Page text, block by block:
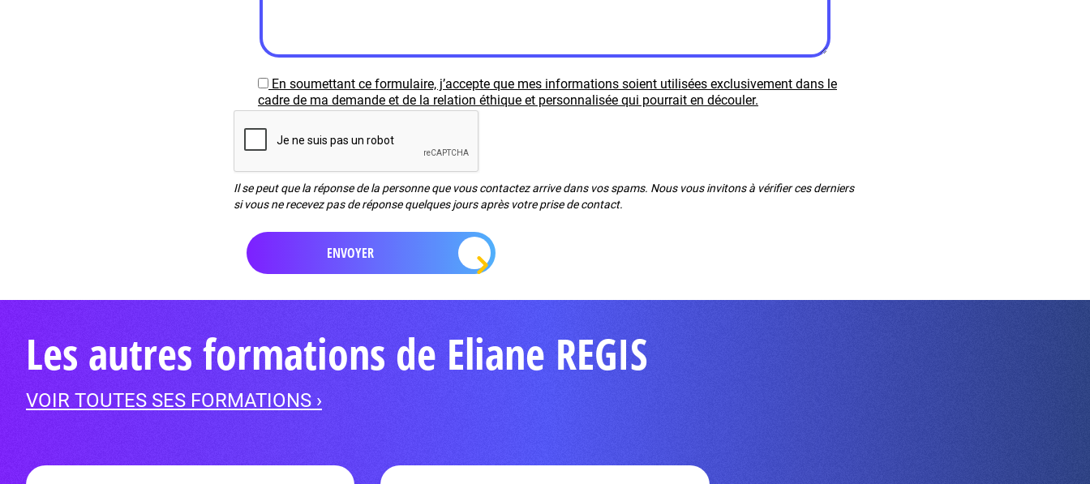
En soumettant ce formulaire, j’accepte que mes informations soient utilisées exclusivement dans le
cadre de ma demande et de la relation éthique et personnalisée qui pourrait en découler.
Il se peut que la réponse de la personne que vous contactez arrive dans vos spams. Nous vous invitons à vérifier ces derniers
si vous ne recevez pas de réponse quelques jours après votre prise de contact.
Les autres formations de Eliane REGIS
VOIR TOUTES SES FORMATIONS ›